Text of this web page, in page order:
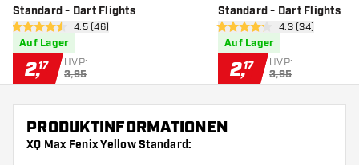
Standard - Dart Flights
Bewertungsbereich öffnen
4.5 Bewertungssterne
4.5 (46)
Auf Lager
2,17 UVP:
3,95
Standard - Dart Flights
4.3 Bewertungssterne
4.3 (34)
Auf Lager
2,17 UVP:
3,95
PRODUKTINFORMATIONEN
XQ Max Fenix Yellow Standard: